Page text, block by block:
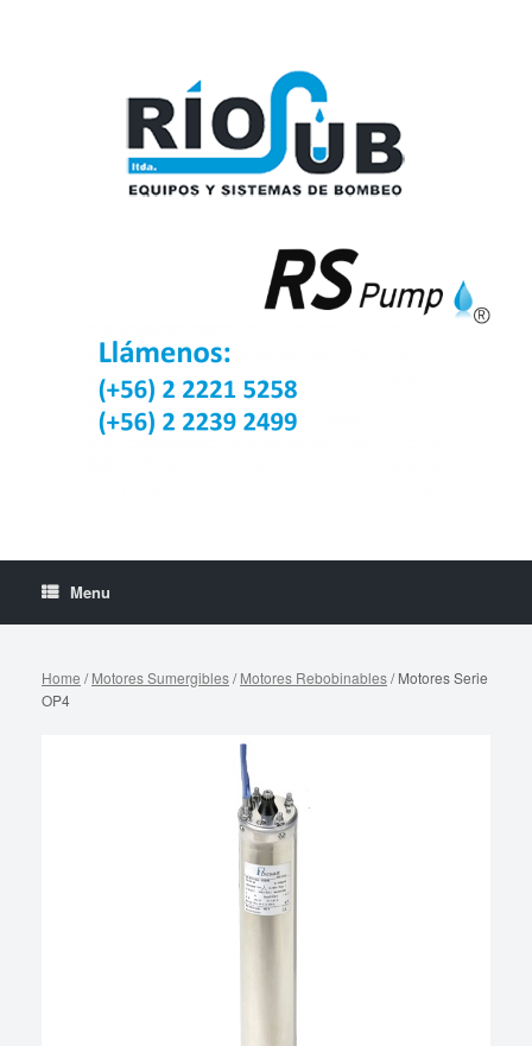
Menu
Home /Motores Sumergibles/Motores Rebobinables/ Motores Serie
OP4